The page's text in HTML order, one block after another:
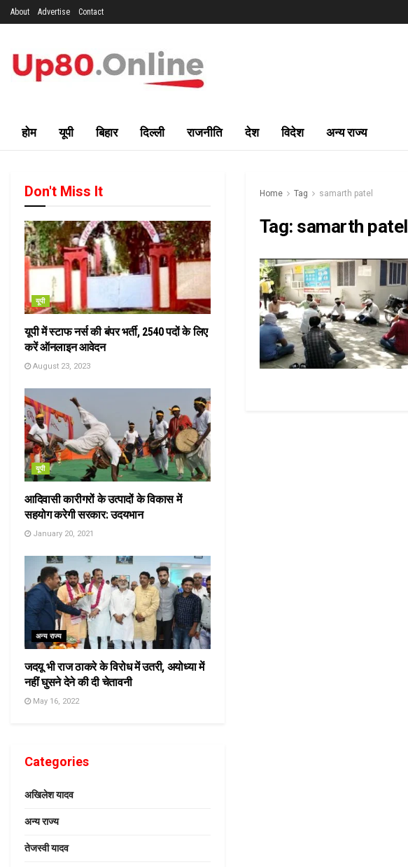
About Advertise Contact
होम यूपी बिहार दिल्ली राजनीति देश विदेश अन्य राज्य
Home Tag samarth patel
Tag: samarth patel
Don't Miss It
यूपी
यूपी में स्टाफ नर्स की बंपर भर्ती, 2540 पदों के लिए
करें ऑनलाइन आवेदन
August 23, 2023
यूपी
आदिवासी कारीगरों के उत्पादों के विकास में
सहयोग करेगी सरकार: उदयभान
January 20, 2021
अन्य राज्य
जदयू भी राज ठाकरे के विरोध में उतरी, अयोध्या में
नहीं घुसने देने की दी चेतावनी
May 16, 2022
Categories
अखिलेश यादव
अन्य राज्य
तेजस्वी यादव